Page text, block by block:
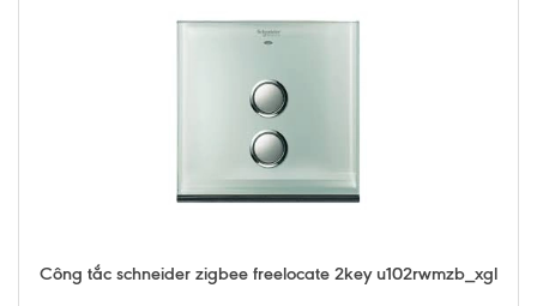
Công tắc schneider zigbee freelocate 2key u102rwmzb_xgl